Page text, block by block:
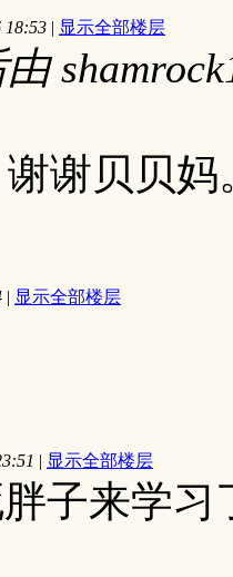
18:53 | 显示全部楼层
谢贝贝妈
| 显示全部楼层
| 显示全部楼层
子来学习